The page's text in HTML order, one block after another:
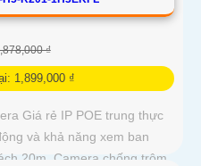
₫
1,899,000 ₫
Giá rẻ IP POE trung thực
và khả năng xem ban
20m. Camera chống trộm